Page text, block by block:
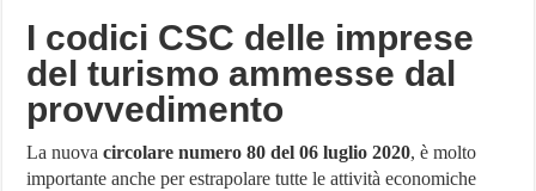
I codici CSC delle imprese
del turismo ammesse dal
provvedimento
La nuovacircolare numero 80 del 06 luglio 2020, è molto
importante anche per estrapolare tutte le attività economiche